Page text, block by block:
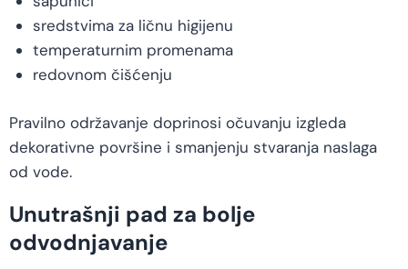
sredstvima za ličnu higijenu
temperaturnim promenama
redovnom čišćenju
Pravilno održavanje doprinosi očuvanju izgleda
dekorativne površine i smanjenju stvaranja naslaga
od vode.
Unutrašnji pad za bolje
odvodnjavanje